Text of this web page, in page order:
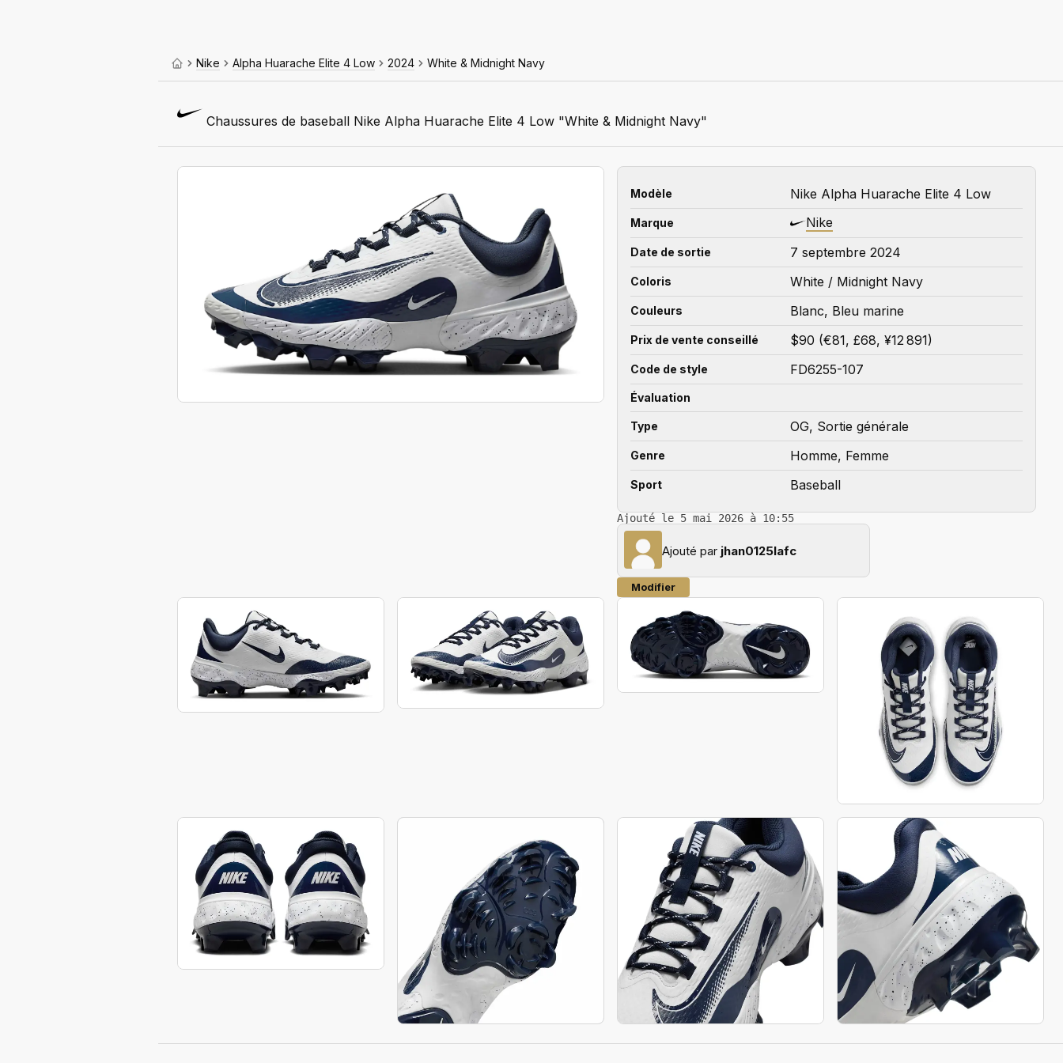
Nike Alpha Huarache Elite 4 Low 2024 White & Midnight Navy
Chaussures de baseball Nike Alpha Huarache Elite 4 Low "White & Midnight Navy"
Modèle Nike Alpha Huarache Elite 4 Low
Marque Nike
Date de sortie 7 septembre 2024
Coloris White / Midnight Navy
Couleurs Blanc, Bleu marine
Prix de vente conseillé $90 (€81, £68, ¥12 891)
Code de style FD6255-107
Évaluation
Type OG, Sortie générale
Genre Homme, Femme
Sport Baseball
Ajouté le 5 mai 2026 à 10:55
Ajouté par jhan0125lafc
Modifier